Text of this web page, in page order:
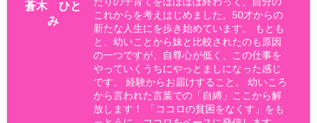
蒼木 ひと
み
これからを考えはじめました。50才からの
新たな人生にを歩き始めています。 もとも
と、幼いことから妹と比較されたのも原因
の一つですが、自尊心が低く、この仕事を
やっていくうちにやっとましになった感じ
です。 経験からお届けすること。 幼いころ
から言われた言葉での「自縛」ここから解
放します！ 「ココロの貧困をなくす」をも